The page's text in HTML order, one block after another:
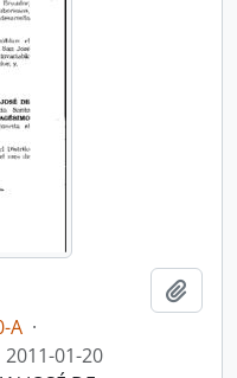
A ·
2011-01-20